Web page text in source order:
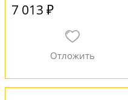
7 013 ₽